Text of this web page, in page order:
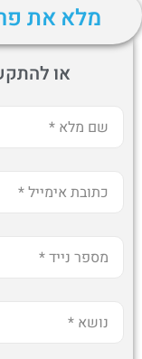
מלא את
או להתקשר